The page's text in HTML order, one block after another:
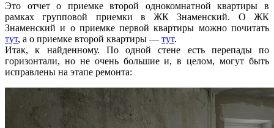
Это отчет о приемке второй однокомнатной квартиры в
рамках групповой приемки в ЖК Знаменский. О ЖК
Знаменский и о приемке первой квартиры можно почитать
тут, а о приемке второй квартиры — тут.
Итак, к найденному. По одной стене есть перепады по
горизонтали, но не очень большие и, в целом, могут быть
исправлены на этапе ремонта: